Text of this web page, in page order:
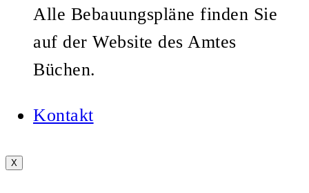
Alle Bebauungspläne finden Sie
auf der Website des Amtes
Büchen.
Kontakt
X